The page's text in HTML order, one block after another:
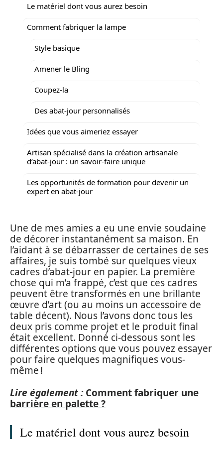
Le matériel dont vous aurez besoin
Comment fabriquer la lampe
Style basique
Amener le Bling
Coupez-la
Des abat-jour personnalisés
Idées que vous aimeriez essayer
Artisan spécialisé dans la création artisanale
d’abat-jour : un savoir-faire unique
Les opportunités de formation pour devenir un
expert en abat-jour
Une de mes amies a eu une envie soudaine
de décorer instantanément sa maison. En
l’aidant à se débarrasser de certaines de ses
affaires, je suis tombé sur quelques vieux
cadres d’abat-jour en papier. La première
chose qui m’a frappé, c’est que ces cadres
peuvent être transformés en une brillante
œuvre d’art (ou au moins un accessoire de
table décent). Nous l’avons donc tous les
deux pris comme projet et le produit final
était excellent. Donné ci-dessous sont les
différentes options que vous pouvez essayer
pour faire quelques magnifiques vous-
même !
Lire également : Comment fabriquer une
barrière en palette ?
Le matériel dont vous aurez besoin